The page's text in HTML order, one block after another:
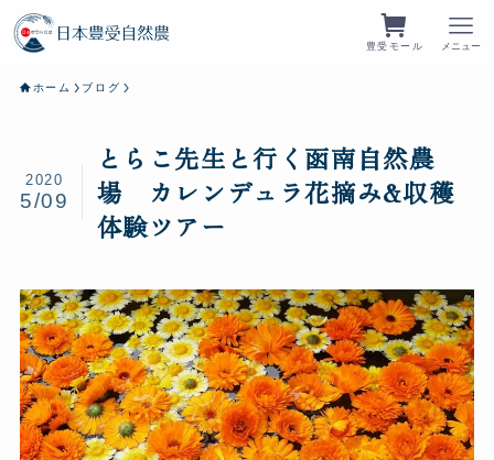
豊受モール メニュー
ホーム ブログ
とらこ先生と行く函南自然農
場 カレンデュラ花摘み&収穫
体験ツアー
2020
5/09